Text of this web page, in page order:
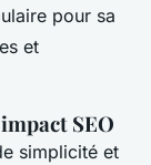
pour sa
et
SEO
simplicité et